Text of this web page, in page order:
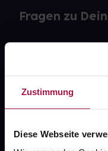
Zustimmung
Diese Webseite
Fragen zu
FAQ
Widerrufsformular